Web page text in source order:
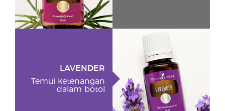
LAVENDER
Temui ketenangan
dalam botol